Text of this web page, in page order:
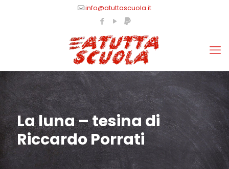
info@atuttascuola.it
La luna – tesina di
Riccardo Porrati